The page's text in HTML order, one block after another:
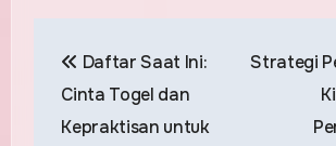
navigation
Daftar Saat Ini:
Cinta Togel dan
Kepraktisan untuk
Strategi